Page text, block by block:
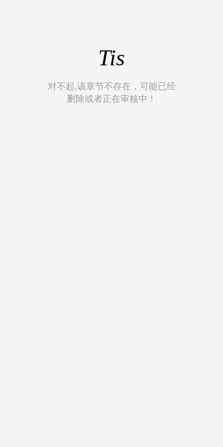
Tis
对不起,该章节不存在，可能已经
删除或者正在审核中！